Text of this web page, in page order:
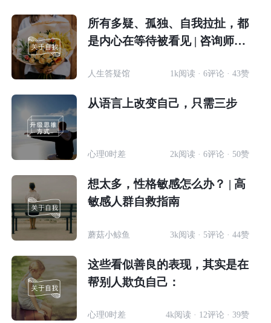
所有多疑、孤独、自我拉扯，都
是内心在等待被看见 | 咨询师回
人生答疑馆 1k阅读 · 6评论 · 43赞
从语言上改变自己，只需三步
心理0时差 2k阅读 · 6评论 · 50赞
想太多，性格敏感怎么办？ | 高
敏感人群自救指南
蘑菇小鲸鱼 3k阅读 · 5评论 · 44赞
这些看似善良的表现，其实是在
帮别人欺负自己：
心理0时差 4k阅读 · 12评论 · 39赞